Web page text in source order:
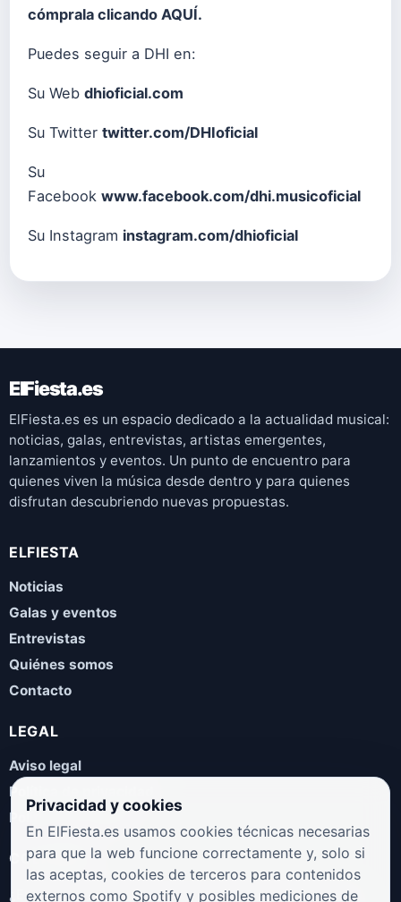
cómprala clicando AQUÍ.
Puedes seguir a DHI en:
Su Web dhioficial.com
Su Twitter twitter.com/DHIoficial
Su
Facebook www.facebook.com/dhi.musicoficial
Su Instagram instagram.com/dhioficial
ElFiesta.es
ElFiesta.es es un espacio dedicado a la actualidad musical:
noticias, galas, entrevistas, artistas emergentes,
lanzamientos y eventos. Un punto de encuentro para
quienes viven la música desde dentro y para quienes
disfrutan descubriendo nuevas propuestas.
ELFIESTA
Noticias
Galas y eventos
Entrevistas
Quiénes somos
Contacto
LEGAL
Aviso legal
Política de privacidad
Política de cookies
COLABORA
¿Eres artista, manager, sello o promotor? Envíanos tus
Privacidad y cookies
En ElFiesta.es usamos cookies técnicas necesarias
para que la web funcione correctamente y, solo si
las aceptas, cookies de terceros para contenidos
externos como Spotify y posibles mediciones de